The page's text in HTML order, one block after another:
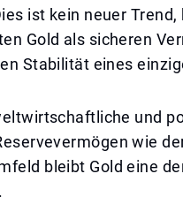
ist kein neuer
Gold als sicheren
Stabilität eines
und
wie
bleibt Gold eine